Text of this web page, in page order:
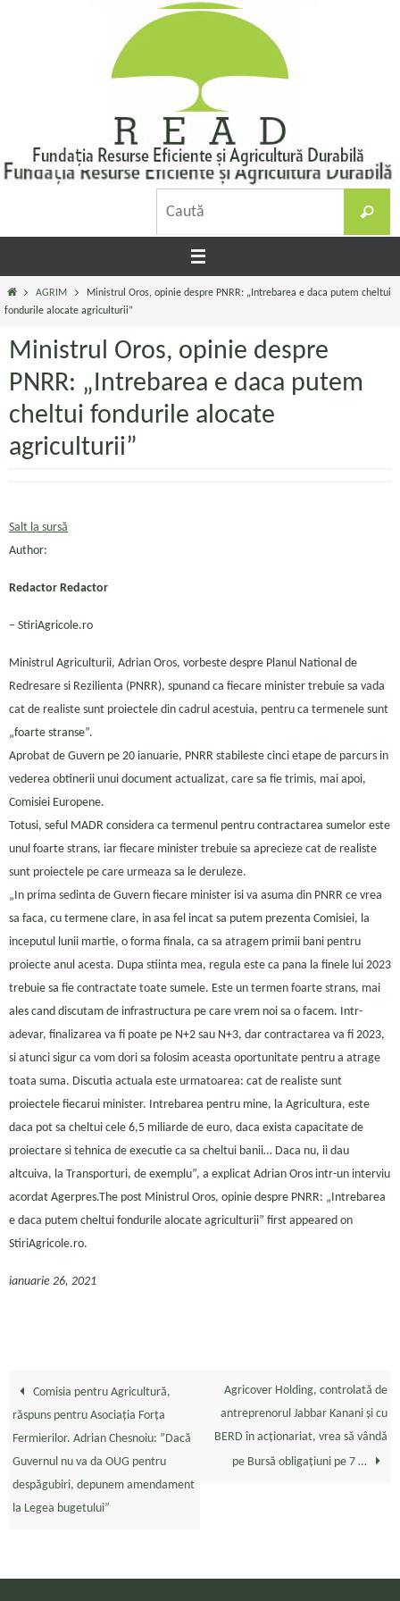
Caută
Prima
pagină
AGRIM
Ministrul Oros, opinie despre PNRR: „Intrebarea e daca putem cheltui
fondurile alocate agriculturii”
Ministrul Oros, opinie despre
PNRR: „Intrebarea e daca putem
cheltui fondurile alocate
agriculturii”
Salt la sursă
Author:
Redactor Redactor
– StiriAgricole.ro
Ministrul Agriculturii, Adrian Oros, vorbeste despre Planul National de
Redresare si Rezilienta (PNRR), spunand ca fiecare minister trebuie sa vada
cat de realiste sunt proiectele din cadrul acestuia, pentru ca termenele sunt
„foarte stranse”.
Aprobat de Guvern pe 20 ianuarie, PNRR stabileste cinci etape de parcurs in
vederea obtinerii unui document actualizat, care sa fie trimis, mai apoi,
Comisiei Europene.
Totusi, seful MADR considera ca termenul pentru contractarea sumelor este
unul foarte strans, iar fiecare minister trebuie sa aprecieze cat de realiste
sunt proiectele pe care urmeaza sa le deruleze.
„In prima sedinta de Guvern fiecare minister isi va asuma din PNRR ce vrea
sa faca, cu termene clare, in asa fel incat sa putem prezenta Comisiei, la
inceputul lunii martie, o forma finala, ca sa atragem primii bani pentru
proiecte anul acesta. Dupa stiinta mea, regula este ca pana la finele lui 2023
trebuie sa fie contractate toate sumele. Este un termen foarte strans, mai
ales cand discutam de infrastructura pe care vrem noi sa o facem. Intr-
adevar, finalizarea va fi poate pe N+2 sau N+3, dar contractarea va fi 2023,
si atunci sigur ca vom dori sa folosim aceasta oportunitate pentru a atrage
toata suma. Discutia actuala este urmatoarea: cat de realiste sunt
proiectele fiecarui minister. Intrebarea pentru mine, la Agricultura, este
daca pot sa cheltui cele 6,5 miliarde de euro, daca exista capacitate de
proiectare si tehnica de executie ca sa cheltui banii… Daca nu, ii dau
altcuiva, la Transporturi, de exemplu”, a explicat Adrian Oros intr-un interviu
acordat Agerpres.The post Ministrul Oros, opinie despre PNRR: „Intrebarea
e daca putem cheltui fondurile alocate agriculturii” first appeared on
StiriAgricole.ro.
ianuarie 26, 2021
Comisia pentru Agricultură,
răspuns pentru Asociația Forța
Fermierilor. Adrian Chesnoiu: ”Dacă
Guvernul nu va da OUG pentru
despăgubiri, depunem amendament
la Legea bugetului”
Agricover Holding, controlată de
antreprenorul Jabbar Kanani şi cu
BERD în acţionariat, vrea să vândă
pe Bursă obligaţiuni pe 7 …